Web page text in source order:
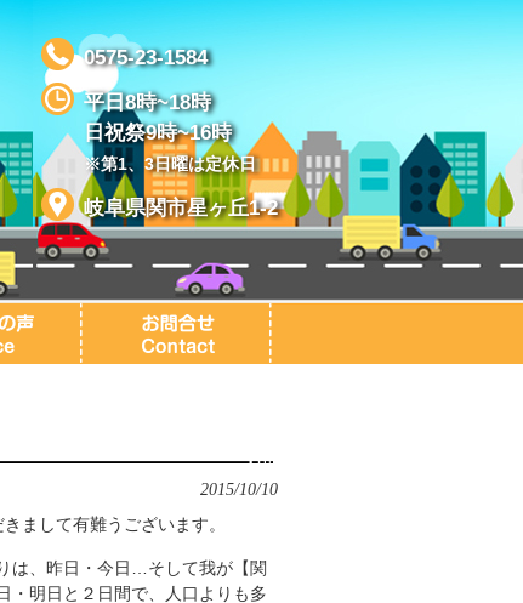
0575-23-1584
平日8時~18時
日祝祭9時~16時
※第1、3日曜は定休日
岐阜県関市星ヶ丘1-2
2015/10/10
まして有難うございます。
は、昨日・今日…そして我が【関
・明日と２日間で、人口よりも多